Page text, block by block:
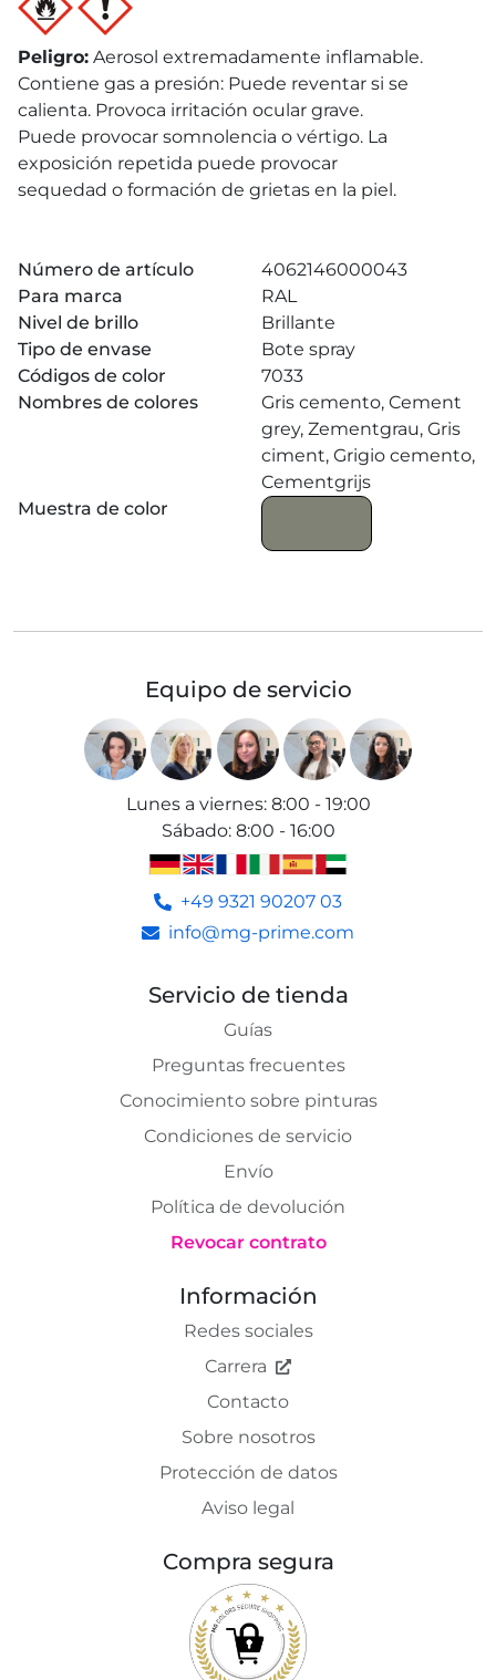
Peligro: Aerosol extremadamente inflamable.
Contiene gas a presión: Puede reventar si se
calienta. Provoca irritación ocular grave.
Puede provocar somnolencia o vértigo. La
exposición repetida puede provocar
sequedad o formación de grietas en la piel.
Número de artículo
4062146000043
Para marca
RAL
Nivel de brillo
Brillante
Tipo de envase
Bote spray
Códigos de color
7033
Nombres de colores
Gris cemento, Cement
grey, Zementgrau, Gris
ciment, Grigio cemento,
Cementgrijs
Muestra de color
Equipo de servicio
Lunes a viernes: 8:00 - 19:00
Sábado: 8:00 - 16:00
+49 9321 90207 03
info@mg-prime.com
Servicio de tienda
Guías
Preguntas frecuentes
Conocimiento sobre pinturas
Condiciones de servicio
Envío
Política de devolución
Revocar contrato
Información
Redes sociales
Carrera
Contacto
Sobre nosotros
Protección de datos
Aviso legal
Compra segura